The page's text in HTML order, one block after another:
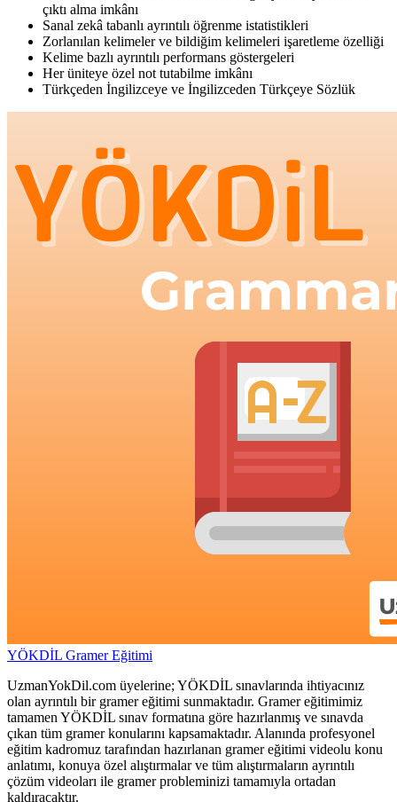
çıktı alma imkânı
Sanal zekâ tabanlı ayrıntılı öğrenme istatistikleri
Zorlanılan kelimeler ve bildiğim kelimeleri işaretleme özelliği
Kelime bazlı ayrıntılı performans göstergeleri
Her üniteye özel not tutabilme imkânı
Türkçeden İngilizceye ve İngilizceden Türkçeye Sözlük
YÖKDİL Gramer Eğitimi
UzmanYokDil.com üyelerine; YÖKDİL sınavlarında ihtiyacınız
olan ayrıntılı bir gramer eğitimi sunmaktadır. Gramer eğitimimiz
tamamen YÖKDİL sınav formatına göre hazırlanmış ve sınavda
çıkan tüm gramer konularını kapsamaktadır. Alanında profesyonel
eğitim kadromuz tarafından hazırlanan gramer eğitimi videolu konu
anlatımı, konuya özel alıştırmalar ve tüm alıştırmaların ayrıntılı
çözüm videoları ile gramer probleminizi tamamıyla ortadan
kaldıracaktır.